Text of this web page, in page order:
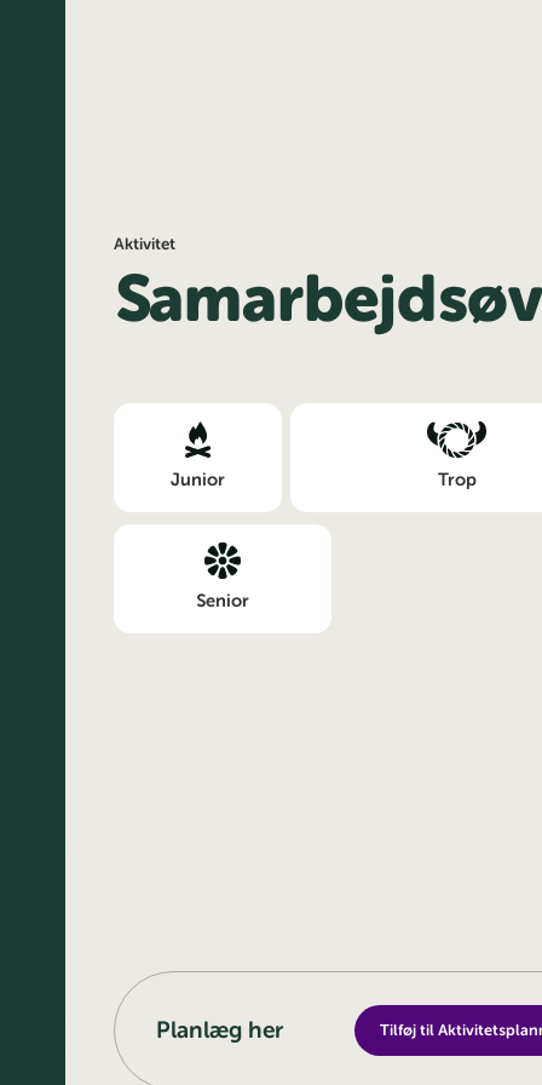
Aktivitet
Junior Trop
Senior
Planlæg her Tilføj til